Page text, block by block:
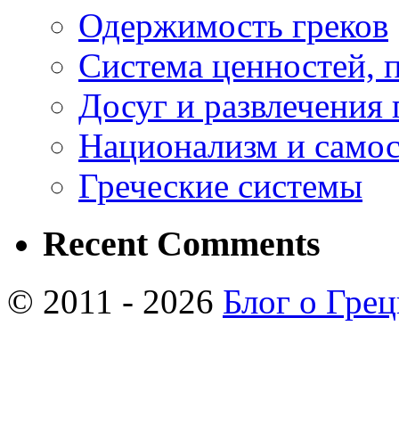
Одержимость греков
Система ценностей,
Досуг и развлечения
Национализм и
Греческие системы
Recent Comments
© 2011 - 2026 Блог о